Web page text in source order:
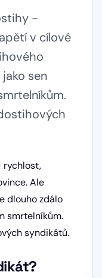
-
v cílové
sen
rychlost,
Ale
dlouho zdálo
smrtelníkům.
syndikátů.